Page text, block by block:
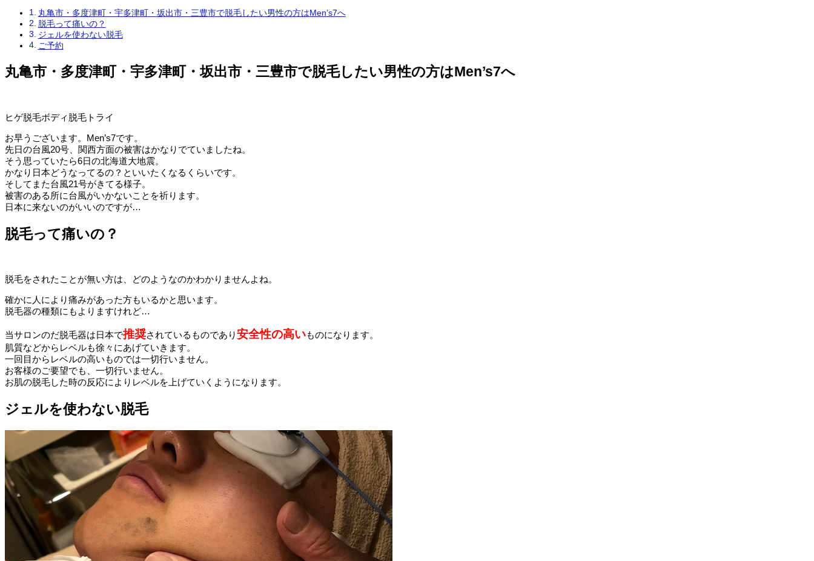
丸亀市・多度津町・宇多津町・坂出市・三豊市で脱毛したい男性の方はMen’s7へ
脱毛って痛いの？
ジェルを使わない脱毛
ご予約
丸亀市・多度津町・宇多津町・坂出市・三豊市で脱毛したい男性の方はMen’s7へ
ヒゲ脱毛ボディ脱毛トライ
お早うございます。Men’s7です。
先日の台風20号、関西方面の被害はかなりでていましたね。
そう思っていたら6日の北海道大地震。
かなり日本どうなってるの？といいたくなるくらいです。
そしてまた台風21号がきてる様子。
被害のある所に台風がいかないことを祈ります。
日本に来ないのがいいのですが…
脱毛って痛いの？
脱毛をされたことが無い方は、どのようなのかわかりませんよね。
確かに人により痛みがあった方もいるかと思います。
脱毛器の種類にもよりますけれど…
当サロンのだ脱毛器は日本で推奨されているものであり安全性の高いものになります。
肌質などからレベルも徐々にあげていきます。
一回目からレベルの高いものでは一切行いません。
お客様のご要望でも、一切行いません。
お肌の脱毛した時の反応によりレベルを上げていくようになります。
ジェルを使わない脱毛